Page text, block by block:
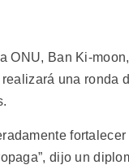
ONU, Ban Ki-
una ronda
dijo un